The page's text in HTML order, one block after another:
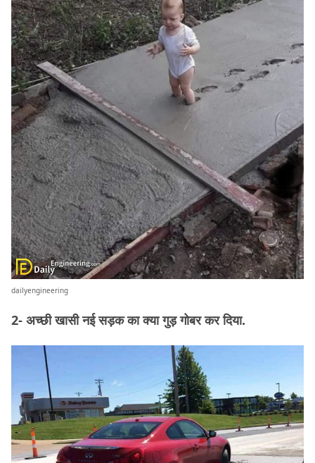
dailyengineering
2- अच्छी खासी नई सड़क का क्या गुड़ गोबर कर दिया.